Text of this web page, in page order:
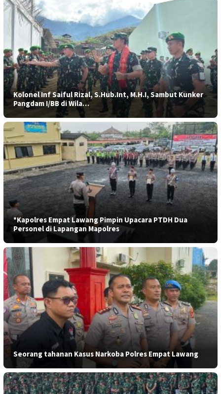
Kolonel Inf Saiful Rizal, S.Hub.Int, M.H.I, Sambut Kunker
Pangdam I/BB di Wila…
*Kapolres Empat Lawang Pimpin Upacara PTDH Dua
Personel di Lapangan Mapolres
Seorang tahanan Kasus Narkoba Polres Empat Lawang